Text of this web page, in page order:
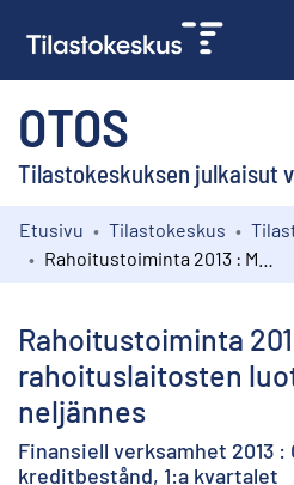
OTOS
Tilastokeskuksen julkaisut
Kokoelmat
Etusivu Tilastokeskus
Rahoitustoiminta
rahoituslaitosten
neljännes
Finansiell verksamhet 2013
kreditbestånd, 1:a kvartalet